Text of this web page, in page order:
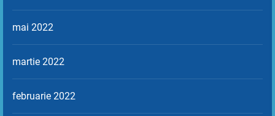
mai 2022
martie 2022
februarie 2022